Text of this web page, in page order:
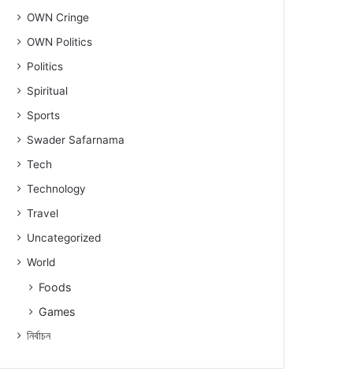
OWN Cringe
OWN Politics
Politics
Spiritual
Sports
Swader Safarnama
Tech
Technology
Travel
Uncategorized
World
Foods
Games
নিৰ্বাচন